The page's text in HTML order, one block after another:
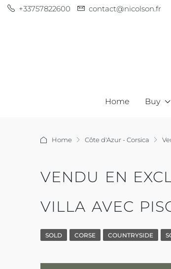
+33757822600 contact@nicolson.fr
Home Buy
Home Côte d'Azur - Corsica
VENDU EN
VILLA AVEC
SOLD CORSE COUNTRYSIDE